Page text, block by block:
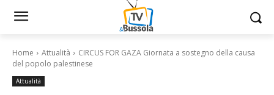
Home Attualità
CIRCUS FOR GAZA Giornata a sostegno della causa
del popolo palestinese
Attualità